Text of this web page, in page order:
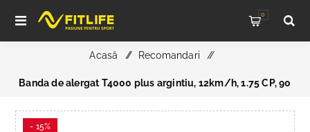
0
Acasă / Recomandari /
Banda de alergat T4000 plus argintiu, 12km/h, 1.75 CP, 90
kg, TheWay - Resigilat
- 15%